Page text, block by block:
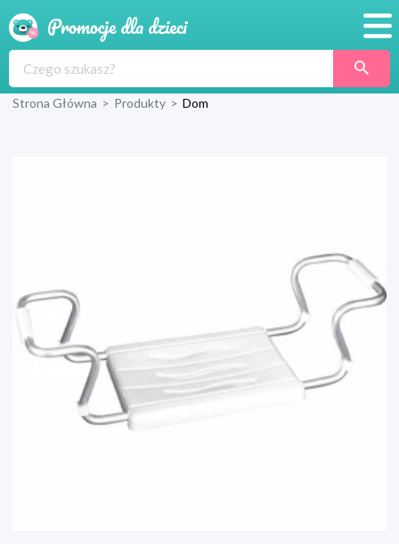
Produkty
Strona Główna > Produkty > Dom